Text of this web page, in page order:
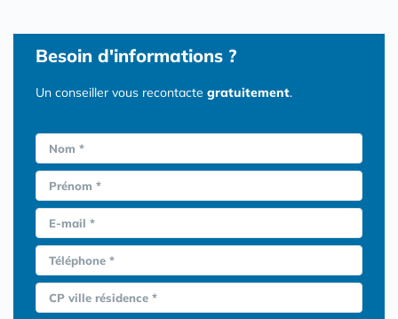
Besoin d'informations ?
Un conseiller vous recontacte gratuitement.
Nom *
Prénom *
E-mail *
Téléphone *
CP ville résidence *